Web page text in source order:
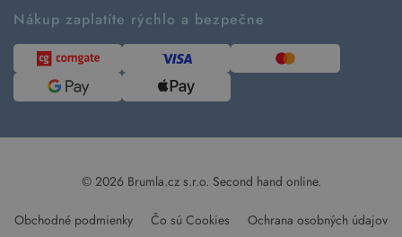
Kontakt
Blog
Pre médiá
Nákup zaplatíte rýchlo a bezpečne
© 2026 Brumla.cz s.r.o. Second hand online.
Obchodné podmienky Čo sú Cookies Ochrana osobných údajov